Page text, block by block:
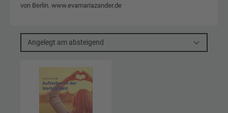
von Berlin. www.evamariazander.de
Angelegt am absteigend